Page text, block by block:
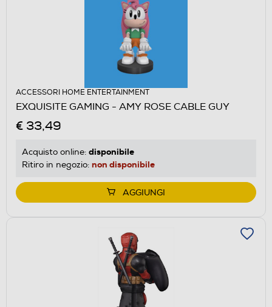
ACCESSORI HOME ENTERTAINMENT
EXQUISITE GAMING - AMY ROSE CABLE GUY
€ 33,49
Acquisto online: disponibile
Ritiro in negozio: non disponibile
AGGIUNGI